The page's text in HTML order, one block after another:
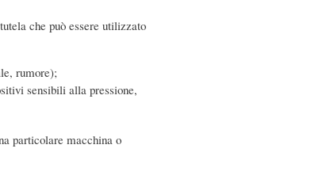
che può essere utilizzato
rumore);
sensibili alla pressione,
particolare macchina o